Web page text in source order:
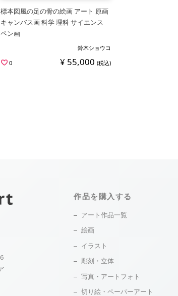
標本図風の足の骨の絵画 アート 原画
キャンバス画 科学 理科 サイエンス
ペン画
鈴木ショウコ
0
¥ 55,000 (税込)
作品を購入する
アート作品一覧
絵画
イラスト
彫刻・立体
写真・アートフォト
切り絵・ペーパーアート